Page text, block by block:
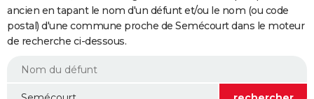
Retraite
Impôts
Epargne
Immobilier
Risques naturels par ville
Banque
Assurance
Crédit
AUTO
Essais
Réserver un essai
Citadines
Berlines
SUV
Forum auto
+
HIGH-TECH
BRICOLAGE
WEEK-END
ancien en tapant le nom d'un défunt et/ou le nom (ou code
postal) d'une commune proche de Semécourt dans le moteur
de recherche ci-dessous.